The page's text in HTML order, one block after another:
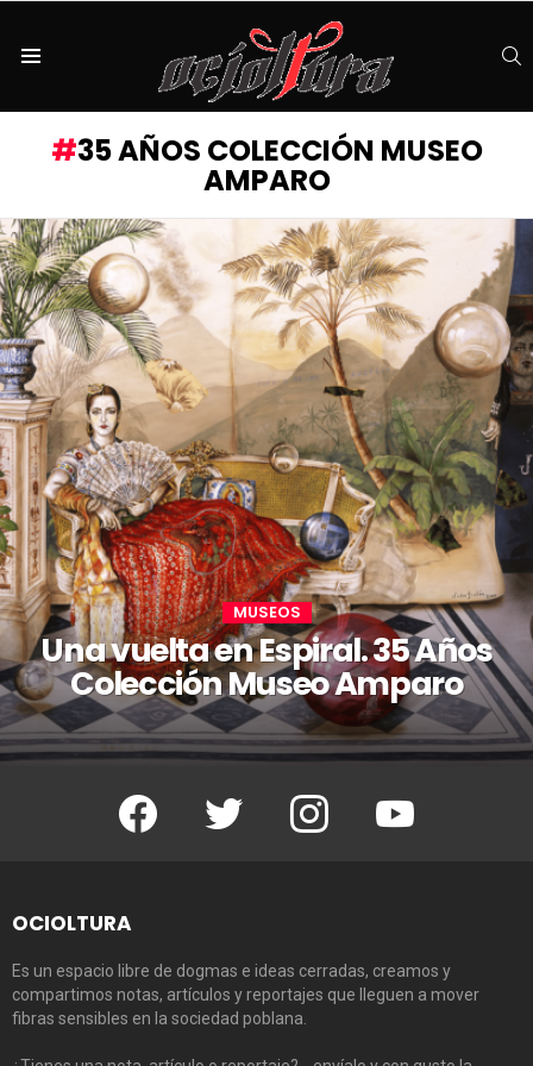
35 AÑOS COLECCIÓN MUSEO
AMPARO
MUSEOS
Una vuelta en Espiral. 35 Años
Colección Museo Amparo
Facebook Twitter Instagram Youtube
OCIOLTURA
Es un espacio libre de dogmas e ideas cerradas, creamos y
compartimos notas, artículos y reportajes que lleguen a mover
fibras sensibles en la sociedad poblana.